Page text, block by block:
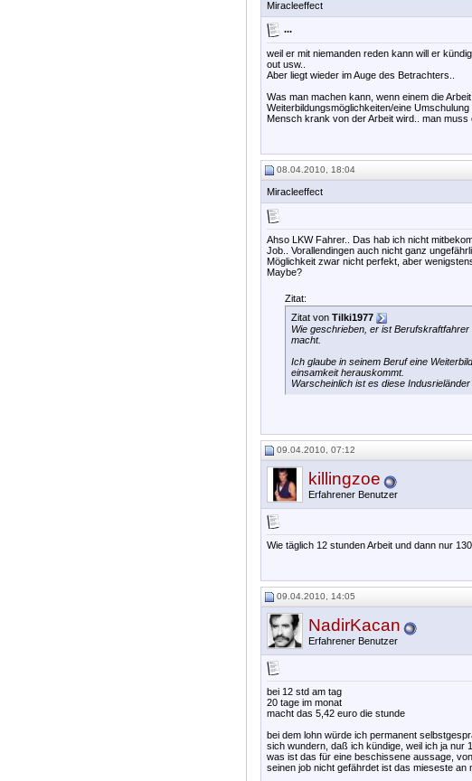
Miracleeffect
...
weil er mit niemanden reden kann will er
out usw..
Aber liegt wieder im Auge des Betrachters..
Was man machen kann, wenn einem die
Weiterbildungsmöglichkeiten/eine
Mensch krank von der Arbeit wird.. man
08.04.2010, 18:04
Miracleeffect
Ahso LKW Fahrer.. Das hab ich nicht
Job.. Vorallendingen auch nicht ganz
Möglichkeit zwar nicht perfekt, aber
Maybe?
Zitat:
Zitat von Tilki1977
Wie geschrieben, er ist
macht.
Ich glaube in seinem Beruf eine
einsamkeit herauskommt.
Warscheinlich ist es diese
09.04.2010, 07:12
killingzoe
Erfahrener Benutzer
Wie täglich 12 stunden Arbeit und dann nur
09.04.2010, 14:05
NadirKacan
Erfahrener Benutzer
bei 12 std am tag
20 tage im monat
macht das 5,42 euro die stunde
bei dem lohn würde ich permanent
sich wundern, daß ich kündige, weil ich ja nur
was ist das für eine beschissene aussage,
seinen job nicht gefährdet ist das mieseste